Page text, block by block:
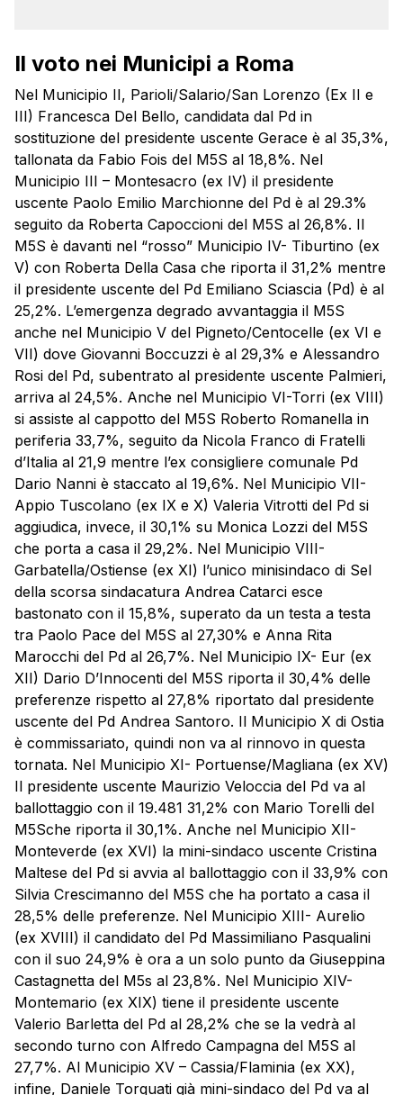
Il voto nei Municipi a Roma
Nel Municipio II, Parioli/Salario/San Lorenzo (Ex II e
III) Francesca Del Bello, candidata dal Pd in
sostituzione del presidente uscente Gerace è al 35,3%,
tallonata da Fabio Fois del M5S al 18,8%. Nel
Municipio III – Montesacro (ex IV) il presidente
uscente Paolo Emilio Marchionne del Pd è al 29.3%
seguito da Roberta Capoccioni del M5S al 26,8%. Il
M5S è davanti nel “rosso” Municipio IV- Tiburtino (ex
V) con Roberta Della Casa che riporta il 31,2% mentre
il presidente uscente del Pd Emiliano Sciascia (Pd) è al
25,2%. L’emergenza degrado avvantaggia il M5S
anche nel Municipio V del Pigneto/Centocelle (ex VI e
VII) dove Giovanni Boccuzzi è al 29,3% e Alessandro
Rosi del Pd, subentrato al presidente uscente Palmieri,
arriva al 24,5%. Anche nel Municipio VI-Torri (ex VIII)
si assiste al cappotto del M5S Roberto Romanella in
periferia 33,7%, seguito da Nicola Franco di Fratelli
d’Italia al 21,9 mentre l’ex consigliere comunale Pd
Dario Nanni è staccato al 19,6%. Nel Municipio VII-
Appio Tuscolano (ex IX e X) Valeria Vitrotti del Pd si
aggiudica, invece, il 30,1% su Monica Lozzi del M5S
che porta a casa il 29,2%. Nel Municipio VIII-
Garbatella/Ostiense (ex XI) l’unico minisindaco di Sel
della scorsa sindacatura Andrea Catarci esce
bastonato con il 15,8%, superato da un testa a testa
tra Paolo Pace del M5S al 27,30% e Anna Rita
Marocchi del Pd al 26,7%. Nel Municipio IX- Eur (ex
XII) Dario D’Innocenti del M5S riporta il 30,4% delle
preferenze rispetto al 27,8% riportato dal presidente
uscente del Pd Andrea Santoro. Il Municipio X di Ostia
è commissariato, quindi non va al rinnovo in questa
tornata. Nel Municipio XI- Portuense/Magliana (ex XV)
Il presidente uscente Maurizio Veloccia del Pd va al
ballottaggio con il 19.481 31,2% con Mario Torelli del
M5Sche riporta il 30,1%. Anche nel Municipio XII-
Monteverde (ex XVI) la mini-sindaco uscente Cristina
Maltese del Pd si avvia al ballottaggio con il 33,9% con
Silvia Crescimanno del M5S che ha portato a casa il
28,5% delle preferenze. Nel Municipio XIII- Aurelio
(ex XVIII) il candidato del Pd Massimiliano Pasqualini
con il suo 24,9% è ora a un solo punto da Giuseppina
Castagnetta del M5s al 23,8%. Nel Municipio XIV-
Montemario (ex XIX) tiene il presidente uscente
Valerio Barletta del Pd al 28,2% che se la vedrà al
secondo turno con Alfredo Campagna del M5S al
27,7%. Al Municipio XV – Cassia/Flaminia (ex XX),
infine, Daniele Torquati già mini-sindaco del Pd va al